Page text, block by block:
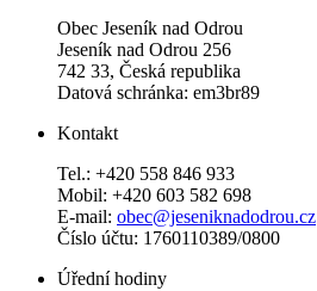
Obec Jeseník nad Odrou
Jeseník nad Odrou 256
742 33, Česká republika
Datová schránka: em3br89
Kontakt
Tel.: +420 558 846 933
Mobil: +420 603 582 698
E-mail: obec@jeseniknadodrou.cz
Číslo účtu: 1760110389/0800
Úřední hodiny